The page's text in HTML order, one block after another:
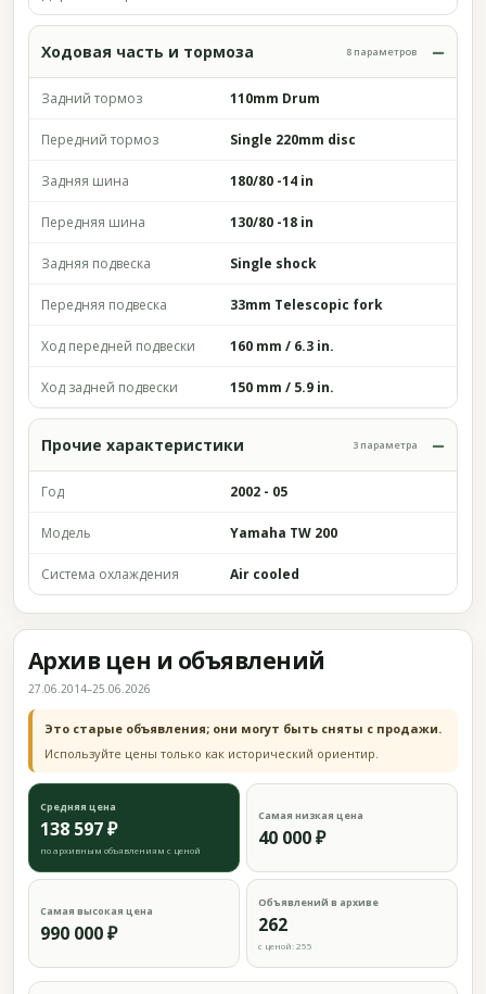
Ходовая часть и тормоза 8 параметров
Задний тормоз 110mm Drum
Передний тормоз Single 220mm disc
Задняя шина 180/80 -14 in
Передняя шина 130/80 -18 in
Задняя подвеска Single shock
Передняя подвеска 33mm Telescopic fork
Ход передней подвески 160 mm / 6.3 in.
Ход задней подвески 150 mm / 5.9 in.
Прочие характеристики 3 параметра
Год 2002 - 05
Модель Yamaha TW 200
Система охлаждения Air cooled
Архив цен и объявлений
27.06.2014–25.06.2026
Это старые объявления; они могут быть сняты с продажи.
Используйте цены только как исторический ориентир.
Средняя цена
138 597 ₽
по архивным объявлениям с ценой
Самая низкая цена
40 000 ₽
Самая высокая цена
990 000 ₽
Объявлений в архиве
262
с ценой: 255